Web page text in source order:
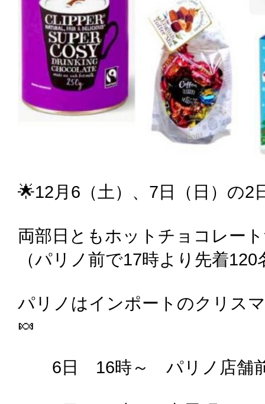
🌟12月6（土）、7日（日）の2
両部日ともホットチョコレー
（パリノ前で17時より先着120
パリノはインポートのクリス
🍬
6日 16時～ パリノ店舗